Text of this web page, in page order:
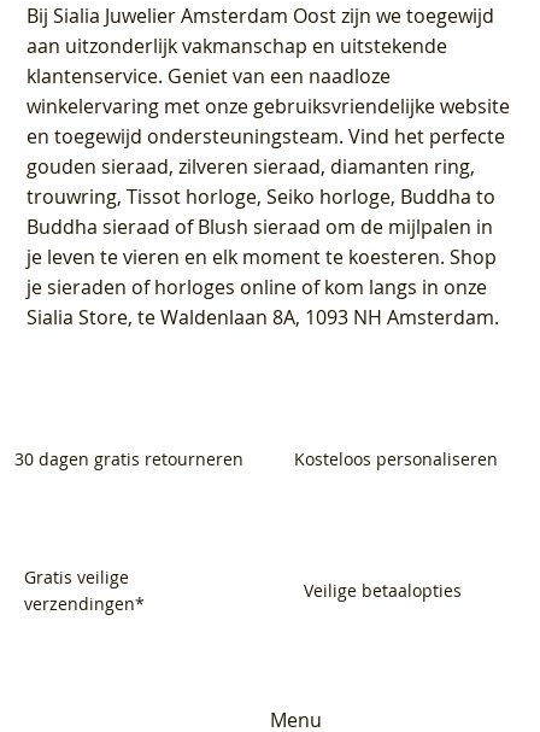
BijSialia Juwelier Amsterdam Oostzijn we toegewijd
aan uitzonderlijk vakmanschap en uitstekende
klantenservice. Geniet van een naadloze
winkelervaring met onze gebruiksvriendelijke website
en toegewijd ondersteuningsteam. Vind het perfecte
gouden sieraad, zilveren sieraad, diamanten ring,
trouwring, Tissot horloge, Seiko horloge, Buddha to
Buddha sieraad of Blush sieraad om de mijlpalen in
je leven te vieren en elk moment te koesteren. Shop
je sieraden of horloges online of kom langs in onze
Sialia Store, te Waldenlaan 8A, 1093 NH Amsterdam.
30 dagen gratis retourneren Kosteloos personaliseren
Gratis veilige
verzendingen*
Veilige betaalopties
Menu